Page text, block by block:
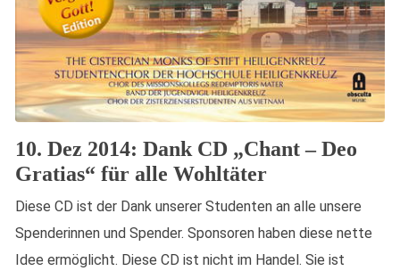
10. Dez 2014: Dank CD „Chant – Deo
Gratias“ für alle Wohltäter
Diese CD ist der Dank unserer Studenten an alle unsere
Spenderinnen und Spender. Sponsoren haben diese nette
Idee ermöglicht. Diese CD ist nicht im Handel. Sie ist